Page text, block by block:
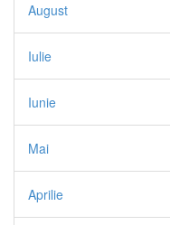
August
Iulie
Iunie
Mai
Aprilie